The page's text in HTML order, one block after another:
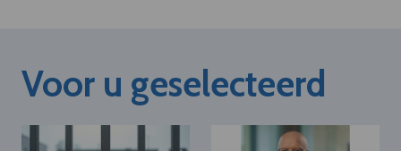
Voor u geselecteerd